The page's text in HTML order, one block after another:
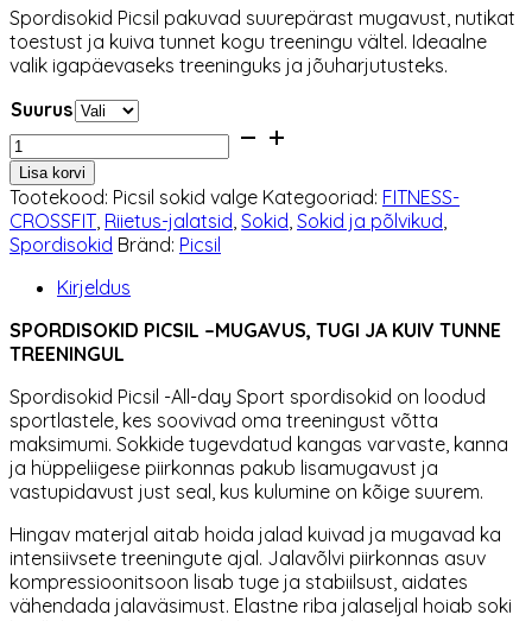
oli:
11,90 €.
on:
10,12 €.
Spordisokid Picsil pakuvad suurepärast mugavust, nutikat
toestust ja kuiva tunnet kogu treeningu vältel. Ideaalne
valik igapäevaseks treeninguks ja jõuharjutusteks.
Suurus
Spordisokid
Picsil
kogus
Lisa korvi
Tootekood: Picsil sokid valge Kategooriad: FITNESS-
CROSSFIT, Riietus-jalatsid, Sokid, Sokid ja põlvikud,
Spordisokid Bränd: Picsil
Kirjeldus
SPORDISOKID PICSIL –MUGAVUS, TUGI JA KUIV TUNNE
TREENINGUL
Spordisokid Picsil -All-day Sport spordisokid on loodud
sportlastele, kes soovivad oma treeningust võtta
maksimumi. Sokkide tugevdatud kangas varvaste, kanna
ja hüppeliigese piirkonnas pakub lisamugavust ja
vastupidavust just seal, kus kulumine on kõige suurem.
Hingav materjal aitab hoida jalad kuivad ja mugavad ka
intensiivsete treeningute ajal. Jalavõlvi piirkonnas asuv
kompressioonitsoon lisab tuge ja stabiilsust, aidates
vähendada jalaväsimust. Elastne riba jalaseljal hoiab soki